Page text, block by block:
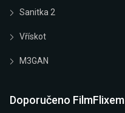
Sanitka 2
Vřískot
M3GAN
Doporučeno FilmFlixem